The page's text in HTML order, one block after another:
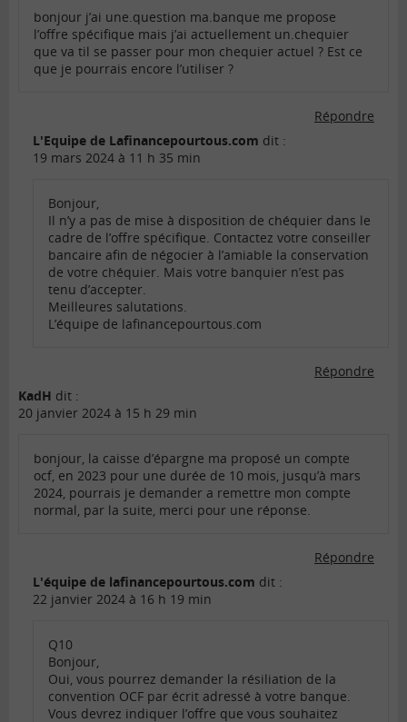
bonjour j’ai une.question ma.banque me propose
l’offre spécifique mais j’ai actuellement un.chequier
que va til se passer pour mon chequier actuel ? Est ce
que je pourrais encore l’utiliser ?
Répondre
L'Equipe de Lafinancepourtous.com dit :
19 mars 2024 à 11 h 35 min
Bonjour,
Il n’y a pas de mise à disposition de chéquier dans le
cadre de l’offre spécifique. Contactez votre conseiller
bancaire afin de négocier à l’amiable la conservation
de votre chéquier. Mais votre banquier n’est pas
tenu d’accepter.
Meilleures salutations.
L’équipe de lafinancepourtous.com
Répondre
KadH dit :
20 janvier 2024 à 15 h 29 min
bonjour, la caisse d’épargne ma proposé un compte
ocf, en 2023 pour une durée de 10 mois, jusqu’à mars
2024, pourrais je demander a remettre mon compte
normal, par la suite, merci pour une réponse.
Répondre
L'équipe de lafinancepourtous.com dit :
22 janvier 2024 à 16 h 19 min
Q10
Bonjour,
Oui, vous pourrez demander la résiliation de la
convention OCF par écrit adressé à votre banque.
Vous devrez indiquer l’offre que vous souhaitez